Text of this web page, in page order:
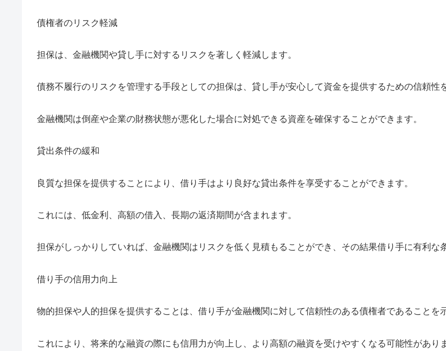
債権者のリスク軽減
担保は、金融機関や貸し手に対するリスクを著しく軽減します。
債務不履行のリスクを管理する手段としての担保は、貸し手が安心して資金を提供するための信頼性
金融機関は倒産や企業の財務状態が悪化した場合に対処できる資産を確保することができます。
貸出条件の緩和
良質な担保を提供することにより、借り手はより良好な貸出条件を享受することができます。
これには、低金利、高額の借入、長期の返済期間が含まれます。
担保がしっかりしていれば、金融機関はリスクを低く見積もることができ、その結果借り手に有利な
借り手の信用力向上
物的担保や人的担保を提供することは、借り手が金融機関に対して信頼性のある債権者であることを
これにより、将来的な融資の際にも信用力が向上し、より高額の融資を受けやすくなる可能性があり